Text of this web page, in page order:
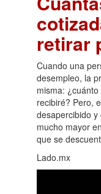
retirar
Cuando una
desempleo, la
misma:
recibiré? Pero,
desapercibido
mucho mayor
que se
Lado.mx